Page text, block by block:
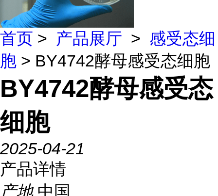
首页 > 产品展厅 > 感受态细
胞 > BY4742酵母感受态细胞
BY4742酵母感受态
细胞
2025-04-21
产品详情
产地 中国